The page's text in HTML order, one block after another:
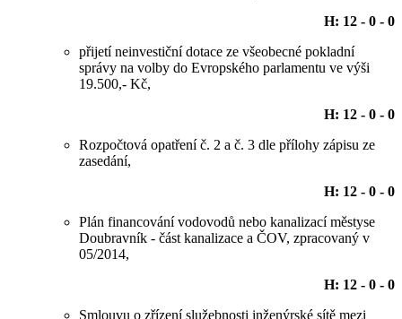
H: 12 - 0 - 0
přijetí neinvestiční dotace ze všeobecné pokladní
správy na volby do Evropského parlamentu ve výši
19.500,- Kč,
H: 12 - 0 - 0
Rozpočtová opatření č. 2 a č. 3 dle přílohy zápisu ze
zasedání,
H: 12 - 0 - 0
Plán financování vodovodů nebo kanalizací městyse
Doubravník - část kanalizace a ČOV, zpracovaný v
05/2014,
H: 12 - 0 - 0
Smlouvu o zřízení služebnosti inženýrské sítě mezi